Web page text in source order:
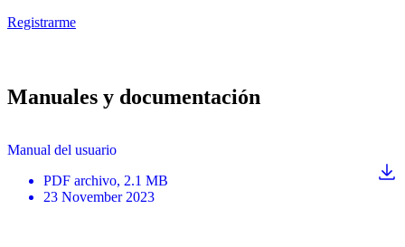
Registrarme
Manuales y documentación
Manual del usuario
PDF archivo, 2.1 MB
23 November 2023